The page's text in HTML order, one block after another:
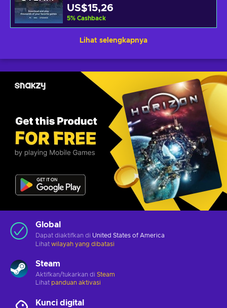
US$15,26
5% Cashback
Lihat selengkapnya
Global
Dapat diaktifkan di United States of America
Lihat wilayah yang dibatasi
Steam
Aktifkan/tukarkan di Steam
Lihat panduan aktivasi
Kunci digital